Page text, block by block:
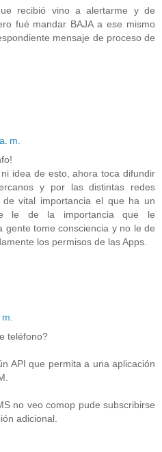
recibió vino a alertarme y de
fué mandar BAJA a ese mismo
mensaje de proceso de
m.
idea de esto, ahora toca difundir
y por las distintas redes
vital importancia el que ha un
le de la importancia que le
gente tome consciencia y no le de
los permisos de las Apps.
teléfono?
API que permita a una aplicación
no veo comop pude subscribirse
adicional.